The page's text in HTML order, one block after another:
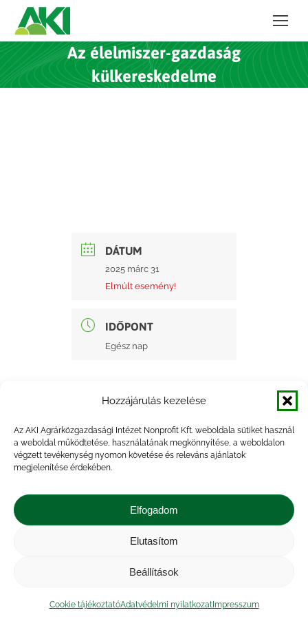
Hozzájárulás kezelése
Az AKI Agrárközgazdasági Intézet Nonprofit Kft. weboldala sütiket használ
a weboldal működtetése, használatának megkönnyítése, a weboldalon
végzett tevékenység nyomon követése és releváns ajánlatok
megjelenítése érdekében.
Elfogadom
Elutasítom
Beállítások
Cookie tájékoztatóAdatvédelmi nyilatkozatImpresszum
Az élelmiszer-gazdaság
külkereskedelme
DÁTUM
2025 márc 31
Elmúlt esemény!
IDŐPONT
Egész nap
+ Google Naptárba mentés
+ iCal Exportálás
Közérdekű adatok
| Adatvédelmi nyilatkozat
|